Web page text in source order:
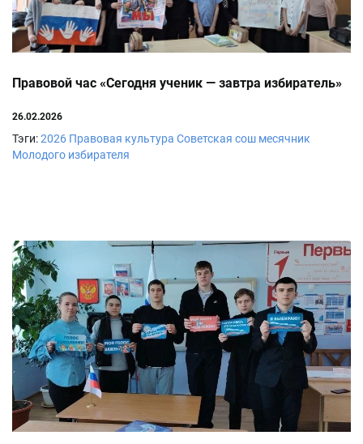
Правовой час «Сегодня ученик — завтра избиратель»
26.02.2026
Тэги:2026 Правовая культура Советская сош месячник
Молодого избирателя